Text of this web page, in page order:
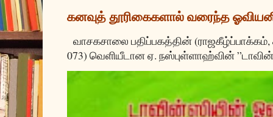
கனவுத் தூரிகைகளால் வரைந்த
வாசகசாலை பதிப்பகத்தின்
073) வெளியீடான ஏ. நஸ்புள்ளாஹ்வின்